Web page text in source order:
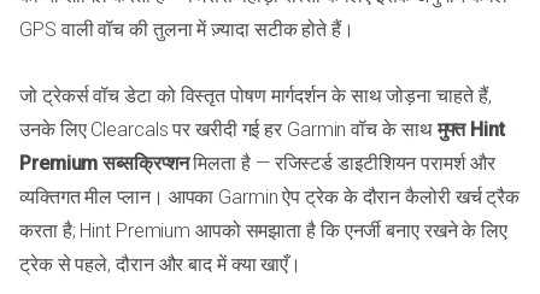
GPS वाली वॉच की तुलना में ज़्यादा सटीक होते हैं।
जो ट्रेकर्स वॉच डेटा को विस्तृत पोषण मार्गदर्शन के साथ जोड़ना चाहते हैं,
उनके लिए Clearcals पर खरीदी गई हर Garmin वॉच के साथमुफ्त Hint
Premium सब्सक्रिप्शनमिलता है — रजिस्टर्ड डाइटीशियन परामर्श और
व्यक्तिगत मील प्लान। आपका Garmin ऐप ट्रेक के दौरान कैलोरी खर्च ट्रैक
करता है; Hint Premium आपको समझाता है कि एनर्जी बनाए रखने के लिए
ट्रेक से पहले, दौरान और बाद में क्या खाएँ।